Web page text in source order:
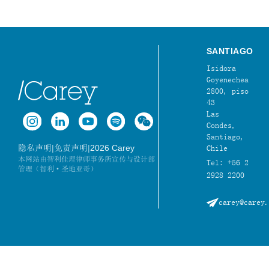
隐私声明|免责声明|2026 Carey
本网站由智利佳理律师事务所宣传与设计部
管理（智利·圣地亚哥）
SANTIAGO
Isidora
Goyenechea
2800, piso
43
Las
Condes,
Santiago,
Chile
Tel: +56 2
2928 2200